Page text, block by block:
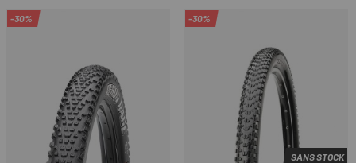
-30% -30%
SANS STOCK